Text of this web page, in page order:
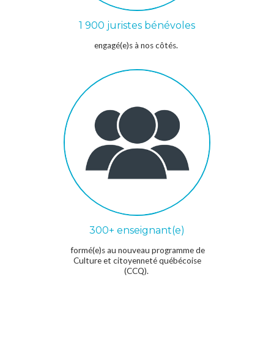
1 900 juristes bénévoles
engagé(e)s à nos côtés.
300+ enseignant(e)
formé(e)s au nouveau programme de
Culture et citoyenneté québécoise
(CCQ).